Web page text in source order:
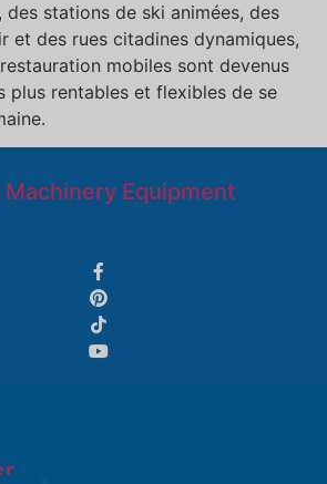
stations de ski animées, des
et des rues citadines dynamiques,
mobiles sont devenus
plus rentables et flexibles de se
Machinery Equipment